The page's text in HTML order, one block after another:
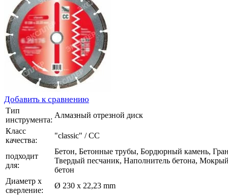
Добавить к сравнению
Тип
инструмента:
Алмазный отрезной диск
Класс
качества:
"classic" / CC
подходит
для:
Бетон, Бетонные трубы, Бордюрный камень,
Твердый песчаник, Наполнитель бетона,
бетон
Диаметр х
сверление:
Ø 230 x 22,23 mm